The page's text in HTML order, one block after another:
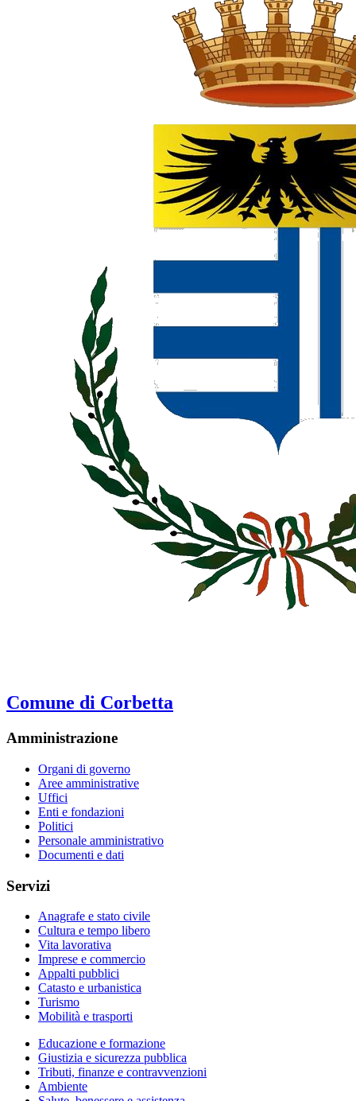
Comune di Corbetta
Amministrazione
Organi di governo
Aree amministrative
Uffici
Enti e fondazioni
Politici
Personale amministrativo
Documenti e dati
Servizi
Anagrafe e stato civile
Cultura e tempo libero
Vita lavorativa
Imprese e commercio
Appalti pubblici
Catasto e urbanistica
Turismo
Mobilità e trasporti
Educazione e formazione
Giustizia e sicurezza pubblica
Tributi, finanze e contravvenzioni
Ambiente